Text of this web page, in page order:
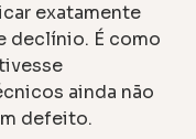
exatamente
declínio. É como
ainda não
defeito.